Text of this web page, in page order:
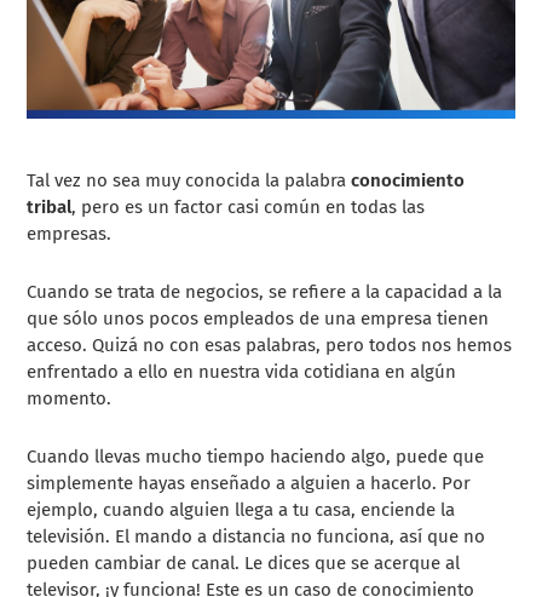
Tal vez no sea muy conocida la palabraconocimiento
tribal, pero es un factor casi común en todas las
empresas.
Cuando se trata de negocios, se refiere a la capacidad a la
que sólo unos pocos empleados de una empresa tienen
acceso. Quizá no con esas palabras, pero todos nos hemos
enfrentado a ello en nuestra vida cotidiana en algún
momento.
Cuando llevas mucho tiempo haciendo algo, puede que
simplemente hayas enseñado a alguien a hacerlo. Por
ejemplo, cuando alguien llega a tu casa, enciende la
televisión. El mando a distancia no funciona, así que no
pueden cambiar de canal. Le dices que se acerque al
televisor, ¡y funciona! Este es un caso de conocimiento